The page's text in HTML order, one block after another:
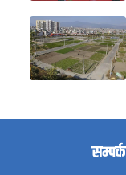
सम्पर्क